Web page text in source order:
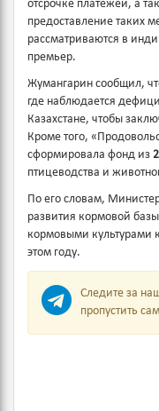
отсрочке платежей, а
предоставление таких
рассматриваются в
премьер.
Жумангарин сообщил,
где наблюдается
Казахстане, чтобы
Кроме того,
сформировала фонд из
птицеводства и
По его словам,
развития кормовой
кормовыми культурами
этом году.
Следите за
пропустить